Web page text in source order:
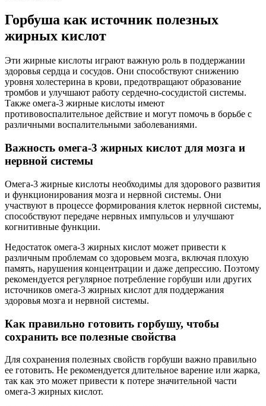
Горбуша как источник полезных
жирных кислот
Эти жирные кислоты играют важную роль в поддержании
здоровья сердца и сосудов. Они способствуют снижению
уровня холестерина в крови, предотвращают образование
тромбов и улучшают работу сердечно-сосудистой системы.
Также омега-3 жирные кислоты имеют
противовоспалительное действие и могут помочь в борьбе с
различными воспалительными заболеваниями.
Важность омега-3 жирных кислот для мозга и
нервной системы
Омега-3 жирные кислоты необходимы для здорового развития
и функционирования мозга и нервной системы. Они
участвуют в процессе формирования клеток нервной системы,
способствуют передаче нервных импульсов и улучшают
когнитивные функции.
Недостаток омега-3 жирных кислот может привести к
различным проблемам со здоровьем мозга, включая плохую
память, нарушения концентрации и даже депрессию. Поэтому
рекомендуется регулярное потребление горбуши или других
источников омега-3 жирных кислот для поддержания
здоровья мозга и нервной системы.
Как правильно готовить горбушу, чтобы
сохранить все полезные свойства
Для сохранения полезных свойств горбуши важно правильно
ее готовить. Не рекомендуется длительное варение или жарка,
так как это может привести к потере значительной части
омега-3 жирных кислот.